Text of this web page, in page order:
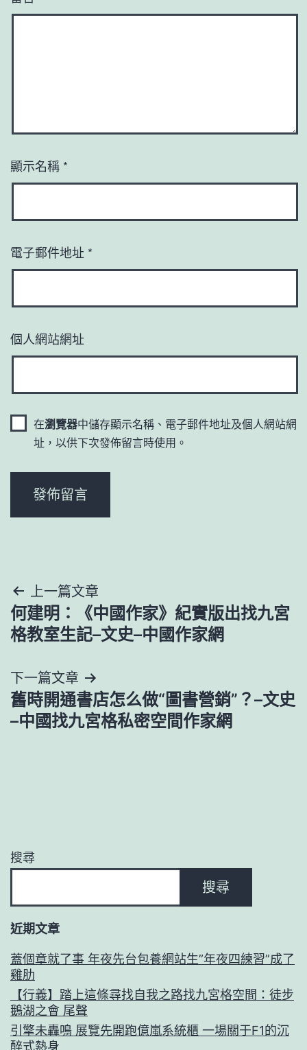
顯示名稱 *
電子郵件地址 *
個人網站網址
在瀏覽器中儲存顯示名稱、電子郵件地址及個人網站網
址，以供下次發佈留言時使用。
文
章
覽
上一篇文章
何建明：《中國作家》紀實版出找九宮
格教室生記–文史–中國作家網
下一篇文章
舊時開通書店怎么做“圖書營銷”？–文史
–中國找九宮格私密空間作家網
搜尋
搜尋
近期文章
蓋個章就了事 年夜先台包養網站生”年夜四練習”成了
雞肋
【行義】踏上這條尋找自我之路找九宮格空間：徒步
鵝湖之會 尾聲
引擎未轟鳴 展覽先開跑億嵐系統櫃 一場關于F1的沉
醉式熱身